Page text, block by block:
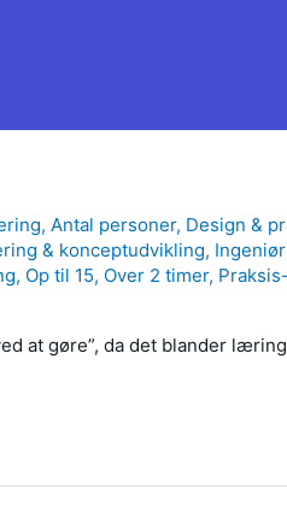
, Antal personer, Design &
& konceptudvikling,
, Op til 15, Over 2 timer,
at gøre”, da det blander